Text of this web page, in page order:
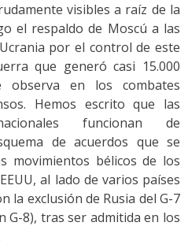
visibles a raíz de la
el respaldo de Moscú a las
por el control de este
que generó casi 15.000
observa en los combates
Hemos escrito que las
funcionan de
de acuerdos que se
movimientos bélicos de los
al lado de varios países
la exclusión de Rusia del G-7
G-8), tras ser admitida en los